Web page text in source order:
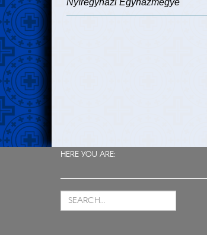
Nyíregyházi Egyházmegye
HERE YOU ARE: